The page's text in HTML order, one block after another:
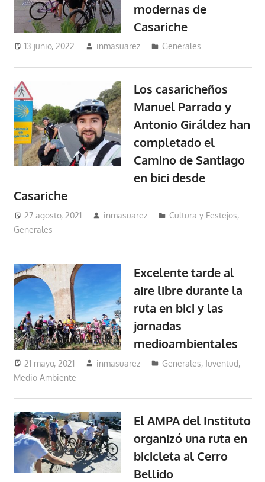
modernas de
Casariche
13 junio, 2022 inmasuarez Generales
Los casaricheños
Manuel Parrado y
Antonio Giráldez han
completado el
Camino de Santiago
en bici desde
Casariche
27 agosto, 2021 inmasuarez Cultura y Festejos,
Generales
Excelente tarde al
aire libre durante la
ruta en bici y las
jornadas
medioambientales
21 mayo, 2021 inmasuarez Generales, Juventud,
Medio Ambiente
El AMPA del Instituto
organizó una ruta en
bicicleta al Cerro
Bellido